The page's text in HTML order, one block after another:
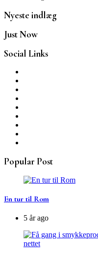
Nyeste indlæg
Just Now
Social Links
Popular Post
En tur til Rom
5 år ago